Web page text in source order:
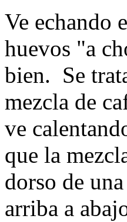
Ve echando
huevos "a
bien. Se
mezcla de
ve
que la
dorso de
arriba a